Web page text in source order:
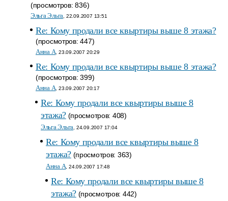
(просмотров: 836)
Эльга Эльга , 22.09.2007 13:51
Re: Кому продали все квыртиры выше 8 этажа?
(просмотров: 447)
Анна A , 23.09.2007 20:29
Re: Кому продали все квыртиры выше 8 этажа?
(просмотров: 399)
Анна A , 23.09.2007 20:17
Re: Кому продали все квыртиры выше 8
этажа?(просмотров: 408)
Эльга Эльга , 24.09.2007 17:04
Re: Кому продали все квыртиры выше 8
этажа?(просмотров: 363)
Анна A , 24.09.2007 17:48
Re: Кому продали все квыртиры выше 8
этажа?(просмотров: 442)